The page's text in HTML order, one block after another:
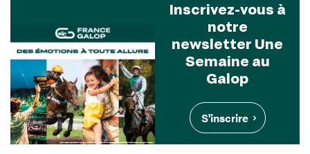
Inscrivez-vous à
notre
newsletter Une
Semaine au
Galop
S'inscrire